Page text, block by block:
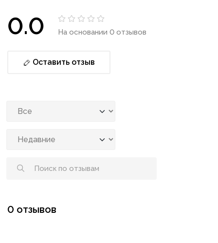
0.0 На основании 0 отзывов
Оставить отзыв
0 отзывов